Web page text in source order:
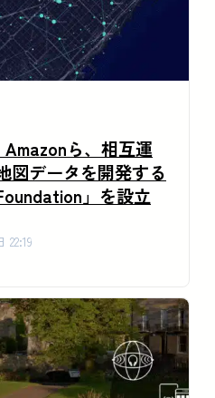
ら、相互運
図データを開発する
」を設立
22:19